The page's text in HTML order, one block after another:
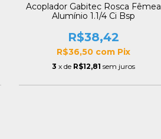
Acoplador Gabitec Rosca Fêmea
Alumínio 1.1/4 Ci Bsp
R$38,42
R$36,50 com Pix
3 x de R$12,81 sem juros